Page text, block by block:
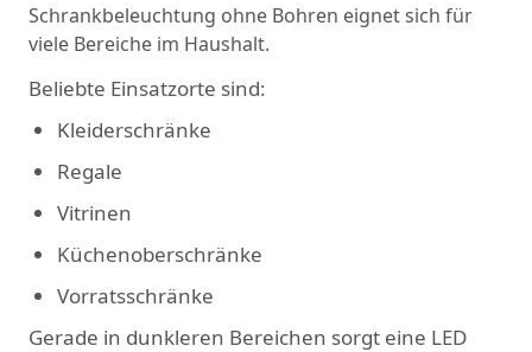
Schrankbeleuchtung ohne Bohren eignet sich für
viele Bereiche im Haushalt.
Beliebte Einsatzorte sind:
Kleiderschränke
Regale
Vitrinen
Küchenoberschränke
Vorratsschränke
Gerade in dunkleren Bereichen sorgt eine LED